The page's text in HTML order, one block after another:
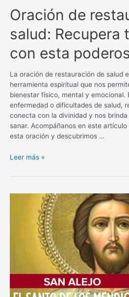
Oración de
salud: Recupera
con esta
La oración de restauración de salud
herramienta espiritual que nos
bienestar físico, mental y emocional.
enfermedad o dificultades de salud,
conecta con la divinidad y nos
sanar. Acompáñanos en este
esta oración y descubrimos …
Oración
restauración
Recupera
bienestar
Leer más »